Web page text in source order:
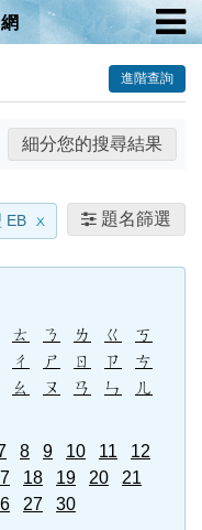
進階查詢
細分您的搜尋結果
題名篩選
EB
ㄊ ㄋ ㄌ ㄍ
ㄎ
ㄔ ㄕ ㄖ ㄗ
ㄘ
ㄠ ㄡ ㄢ ㄣ
ㄦ
8 9 10 11
12
18 19 20
21
27
30